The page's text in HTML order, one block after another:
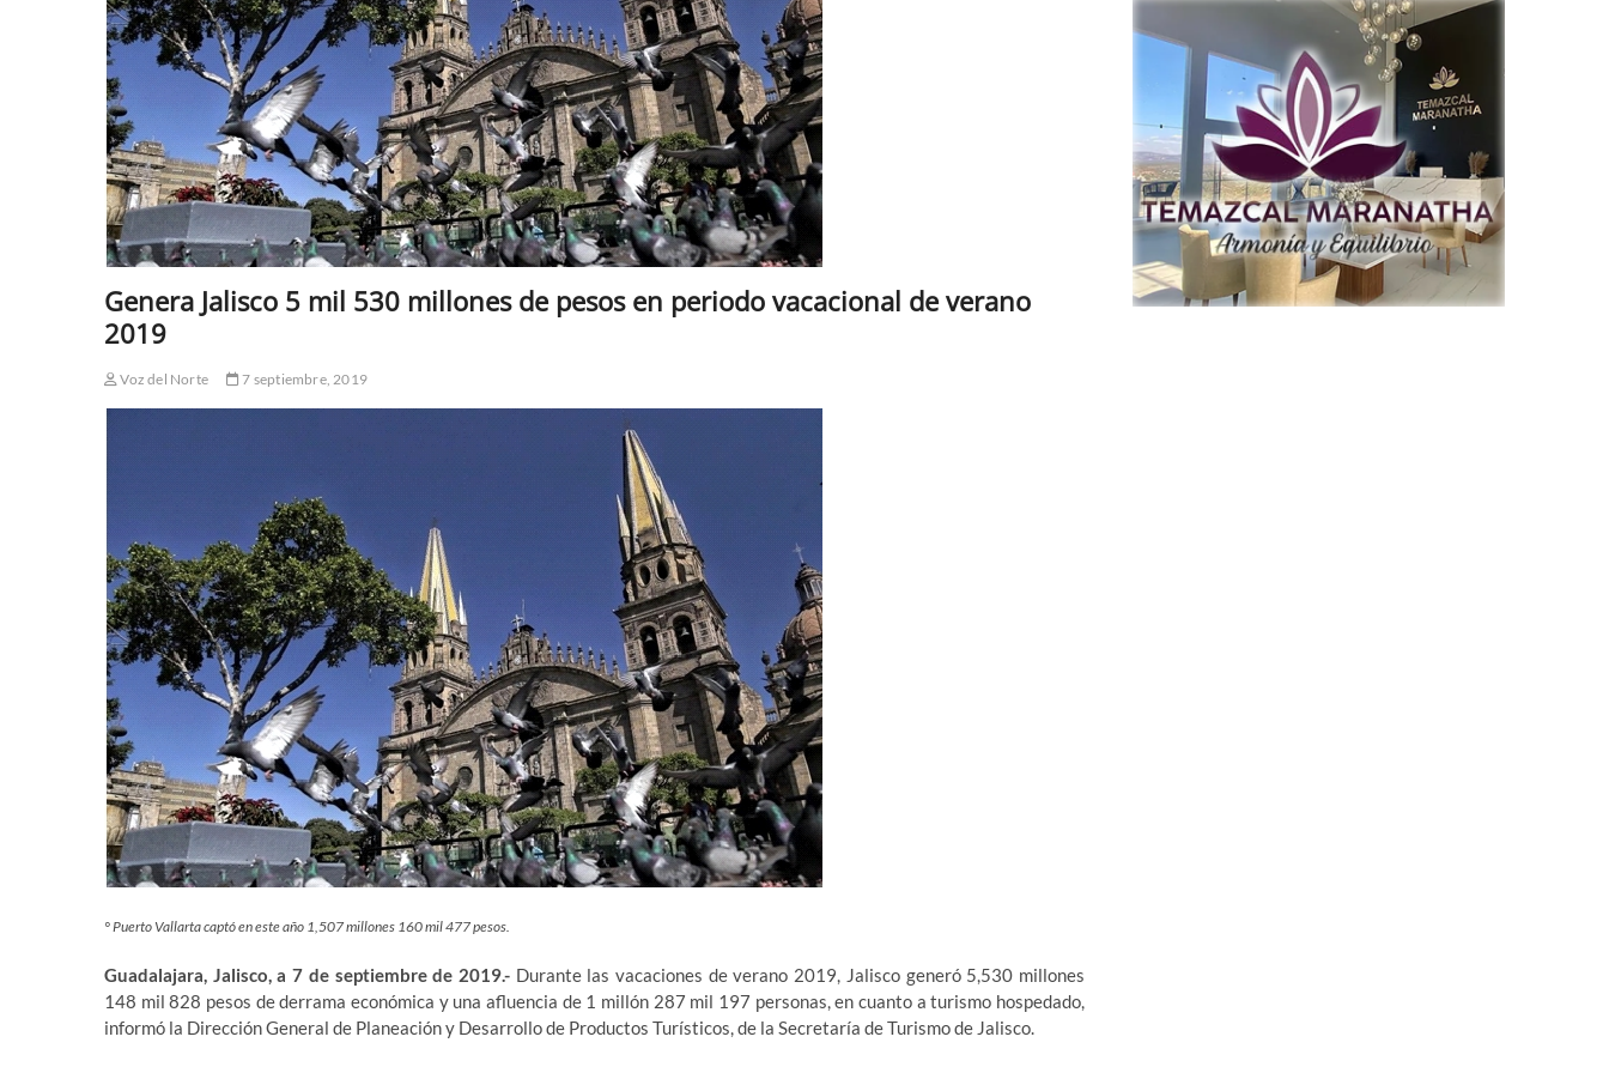
Genera Jalisco 5 mil 530 millones de pesos en periodo vacacional de verano
2019
Voz del Norte 7 septiembre, 2019
° Puerto Vallarta captó en este año 1,507 millones 160 mil 477 pesos.
Guadalajara, Jalisco, a 7 de septiembre de 2019.-Durante las vacaciones de verano 2019, Jalisco generó 5,530 millones
148 mil 828 pesos de derrama económica y una afluencia de 1 millón 287 mil 197 personas, en cuanto a turismo hospedado,
informó la Dirección General de Planeación y Desarrollo de Productos Turísticos, de la Secretaría de Turismo de Jalisco.